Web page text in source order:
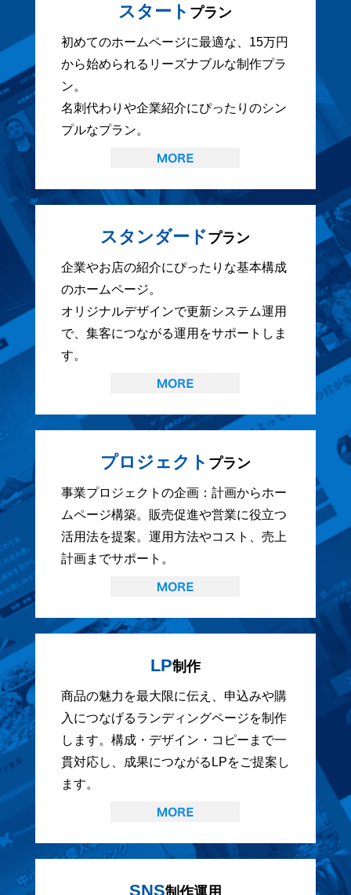
スタート プラン
初めてのホームページに最適な、15万円
から始められるリーズナブルな制作プラ
ン。
名刺代わりや企業紹介にぴったりのシン
プルなプラン。
スタンダードプラン
企業やお店の紹介にぴったりな基本構成
のホームページ。
オリジナルデザインで更新システム運用
で、集客につながる運用をサポートしま
す。
プロジェクト プラン
事業プロジェクトの企画：計画からホー
ムページ構築。販売促進や営業に役立つ
活用法を提案。運用方法やコスト、売上
計画までサポート。
LP制作
商品の魅力を最大限に伝え、申込みや購
入につなげるランディングページを制作
します。構成・デザイン・コピーまで一
貫対応し、成果につながるLPをご提案し
ます。
SNS